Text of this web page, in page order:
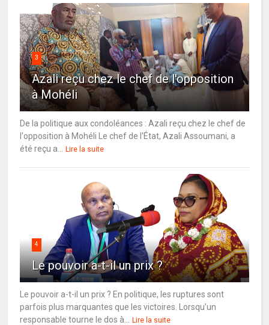
3
Azali reçu chez le chef de l'opposition
à Mohéli
De la politique aux condoléances : Azali reçu chez le chef de
l'opposition à Mohéli Le chef de l'État, Azali Assoumani, a
été reçu a...
Lire la suite
4
Le pouvoir a-t-il un prix ?
Le pouvoir a-t-il un prix ? En politique, les ruptures sont
parfois plus marquantes que les victoires. Lorsqu’un
responsable tourne le dos à...
Lire la suite